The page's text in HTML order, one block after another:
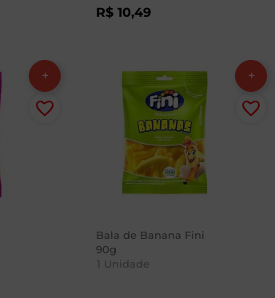
R$ 10,49
Bala de Banana Fini
90g
1 Unidade